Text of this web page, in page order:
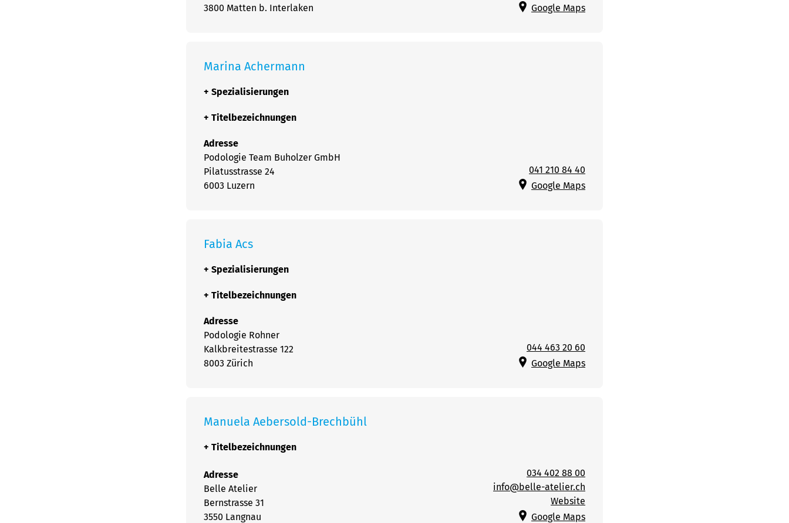
3800 Matten b. Interlaken
Google Maps
Marina Achermann
+ Spezialisierungen
+ Titelbezeichnungen
Adresse
Podologie Team Buholzer GmbH
Pilatusstrasse 24
6003 Luzern
041 210 84 40
Google Maps
Fabia Acs
+ Spezialisierungen
+ Titelbezeichnungen
Adresse
Podologie Rohner
Kalkbreitestrasse 122
8003 Zürich
044 463 20 60
Google Maps
Manuela Aebersold-Brechbühl
+ Titelbezeichnungen
Adresse
Belle Atelier
Bernstrasse 31
3550 Langnau
034 402 88 00
info@belle-atelier.ch
Website
Google Maps